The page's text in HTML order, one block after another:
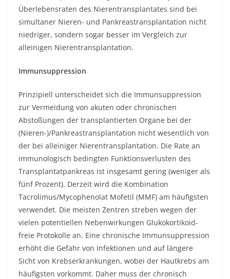
Überlebensraten des Nierentransplantates sind bei
simultaner Nieren- und Pankreastransplantation nicht
niedriger, sondern sogar besser im Vergleich zur
alleinigen Nierentransplantation.
Immunsuppression
Prinzipiell unterscheidet sich die Immunsuppression
zur Vermeidung von akuten oder chronischen
Abstoßungen der transplantierten Organe bei der
(Nieren-)/Pankreastransplantation nicht wesentlich von
der bei alleiniger Nierentransplantation. Die Rate an
immunologisch bedingten Funktionsverlusten des
Transplantatpankreas ist insgesamt gering (weniger als
fünf Prozent). Derzeit wird die Kombination
Tacrolimus/Mycophenolat Mofetil (MMF) am häufigsten
verwendet. Die meisten Zentren streben wegen der
vielen potentiellen Nebenwirkungen Glukokortikoid-
freie Protokolle an. Eine chronische Immunsuppression
erhöht die Gefahr von Infektionen und auf längere
Sicht von Krebserkrankungen, wobei der Hautkrebs am
häufigsten vorkommt. Daher muss der chronisch